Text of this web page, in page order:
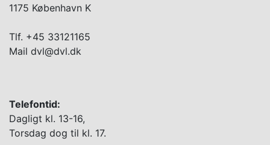
1175 København K
Tlf. +45 33121165
Mail dvl@dvl.dk
Telefontid:
Dagligt kl. 13-16,
Torsdag dog til kl. 17.